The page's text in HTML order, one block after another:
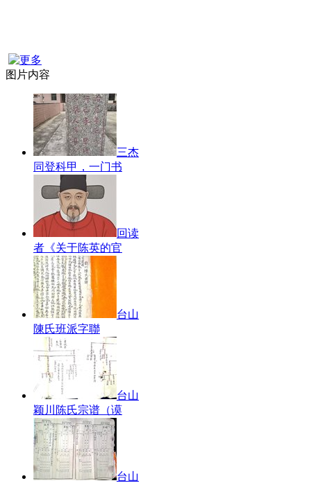
图片内容
三杰
同登科甲，一门书
回读
者《关于陈英的官
台山
陳氏班派字聯
台山
颖川陈氏宗谱（谟
台山